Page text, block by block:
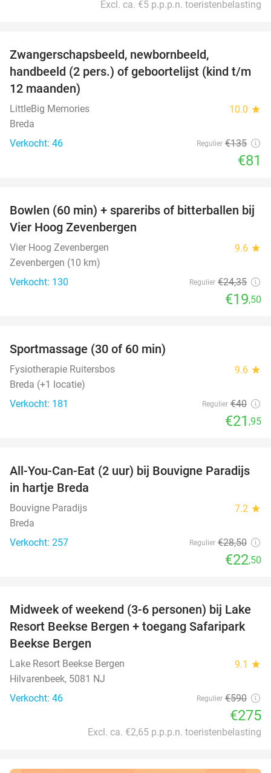
Excl. ca. €5 p.p.p.n. toeristenbelasting
Zwangerschapsbeeld, newbornbeeld,
handbeeld (2 pers.) of geboortelijst (kind t/m
12 maanden)
LittleBig Memories 10.0 star
Breda
Verkocht: 46
Regulier €135
€81
20%
Bowlen (60 min) + spareribs of bitterballen bij
Vier Hoog Zevenbergen
Vier Hoog Zevenbergen 9.6 star
Zevenbergen (10 km)
Verkocht: 130
Regulier €24,35
€19,50
Sportmassage (30 of 60 min)
Fysiotherapie Ruitersbos 9.6 star
Breda (+1 locatie)
Verkocht: 181
Regulier €40
€21 ,95
21%
All-You-Can-Eat (2 uur) bij Bouvigne Paradijs
in hartje Breda
Bouvigne Paradijs 7.2 star
Breda
Verkocht: 257
Regulier €28,50
€22,50
53%
Midweek of weekend (3-6 personen) bij Lake
Resort Beekse Bergen + toegang Safaripark
Beekse Bergen
Lake Resort Beekse Bergen 9.1 star
Hilvarenbeek, 5081 NJ
Verkocht: 46
Regulier €590
€275
Excl. ca. €2,65 p.p.p.n. toeristenbelasting